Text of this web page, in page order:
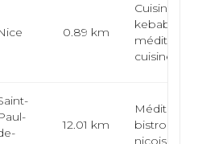
0.89 km
Cuisine
kebab,
cuisine...
12.01 km
niçoise